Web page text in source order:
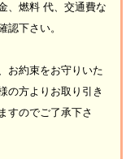
、燃料 代、交通費な
認下さい。
お約束をお守りいた
の方よりお取り引き
すのでご了承下さ